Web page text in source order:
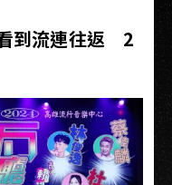
到流連往返 2